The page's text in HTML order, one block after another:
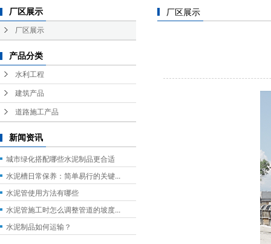
厂区展示
厂区展示
产品分类
水利工程
建筑产品
道路施工产品
新闻资讯
城市绿化搭配哪些水泥制品更合适
水泥槽日常保养：简单易行的关键...
水泥管使用方法有哪些
水泥管施工时怎么调整管道的坡度...
水泥制品如何运输？
厂区展示